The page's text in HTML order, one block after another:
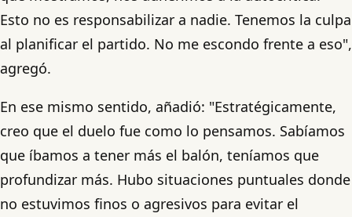
Esto no es responsabilizar a nadie. Tenemos la culpa
al planificar el partido. No me escondo frente a eso",
agregó.
En ese mismo sentido, añadió: "Estratégicamente,
creo que el duelo fue como lo pensamos. Sabíamos
que íbamos a tener más el balón, teníamos que
profundizar más. Hubo situaciones puntuales donde
no estuvimos finos o agresivos para evitar el